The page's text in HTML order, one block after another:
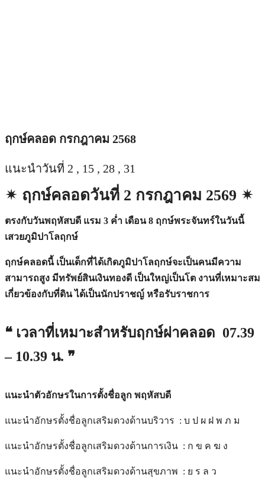
ฤกษ์คลอด กรกฎาคม 2568
แนะนำวันที่ 2 , 15 , 28 , 31
✴︎ ฤกษ์คลอดวันที่ 2 กรกฎาคม 2569 ✴︎
ตรงกับวันพฤหัสบดี แรม 3 ค่ำ เดือน 8 ฤกษ์พระจันทร์ในวันนี้
เสวยภูมิปาโลฤกษ์
ฤกษ์คลอดนี้ เป็นเด็กที่ได้เกิดภูมิปาโลฤกษ์จะเป็นคนมีความ
สามารถสูง มีทรัพย์สินเงินทองดี เป็นใหญ่เป็นโต งานที่เหมาะสม
เกี่ยวข้องกับที่ดิน ได้เป็นนักปราชญ์ หรือรับราชการ
❝ เวลาที่เหมาะสำหรับฤกษ์ผ่าคลอด 07.39
– 10.39 น. ❞
แนะนำตัวอักษรในการตั้งชื่อลูก พฤหัสบดี
แนะนำอักษรตั้งชื่อลูกเสริมดวงด้านบริวาร : บ ป ผ ฝ พ ภ ม
แนะนำอักษรตั้งชื่อลูกเสริมดวงด้านการเงิน : ก ข ค ฆ ง
แนะนำอักษรตั้งชื่อลูกเสริมดวงด้านสุขภาพ : ย ร ล ว